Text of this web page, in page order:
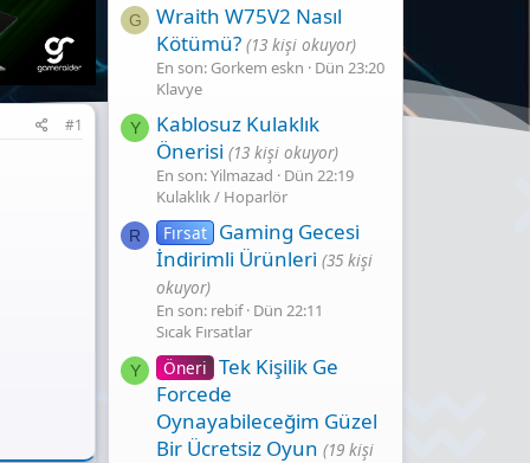
#1
G
Wraith W75V2 Nasıl
Kötümü? (13 kişi okuyor)
En son: Gorkem eskn
Dün 23:20
Klavye
Y
Kablosuz Kulaklık
Önerisi (13 kişi okuyor)
En son: Yilmazad
Dün 22:19
Kulaklık / Hoparlör
R Fırsat Gaming Gecesi̇
İndi̇ri̇mli̇ Ürünleri̇ (35 kişi
okuyor)
En son: rebif Dün 22:11
Sıcak Fırsatlar
Y Öneri Tek Kişilik Ge
Forcede
Oynayabileceğim Güzel
Bir Ücretsiz Oyun (19 kişi